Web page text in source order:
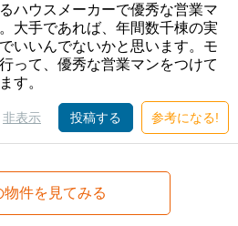
ハウスメーカーで優秀な営業マ
大手であれば、年間数千棟の実
いいんでないかと思います。モ
って、優秀な営業マンをつけて
す。
非表示 投稿する 参考になる!
物件を見てみる